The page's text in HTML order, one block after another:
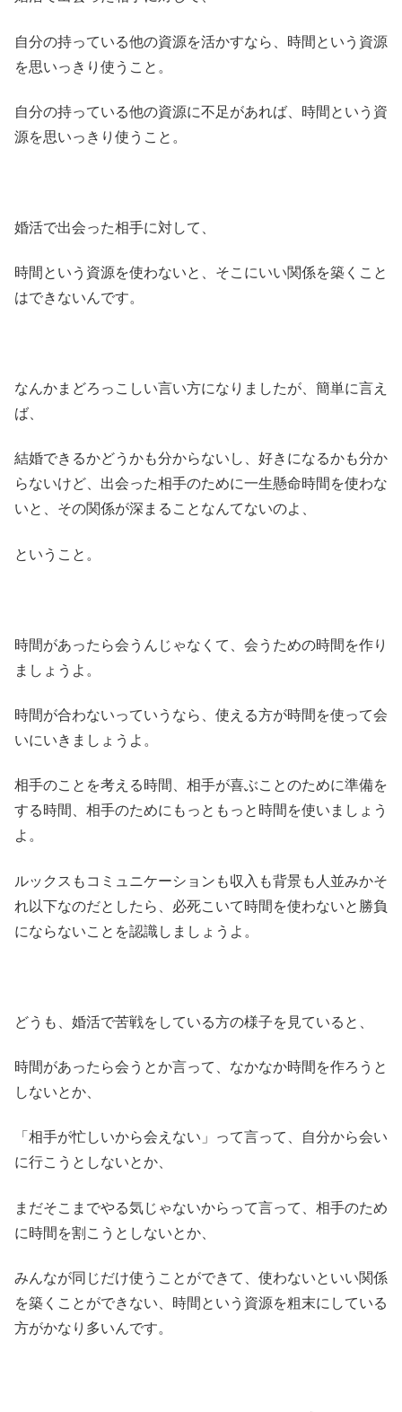
自分の持っている他の資源を活かすなら、時間という資源
を思いっきり使うこと。
自分の持っている他の資源に不足があれば、時間という資
源を思いっきり使うこと。
婚活で出会った相手に対して、
時間という資源を使わないと、そこにいい関係を築くこと
はできないんです。
なんかまどろっこしい言い方になりましたが、簡単に言え
ば、
結婚できるかどうかも分からないし、好きになるかも分か
らないけど、出会った相手のために一生懸命時間を使わな
いと、その関係が深まることなんてないのよ、
ということ。
時間があったら会うんじゃなくて、会うための時間を作り
ましょうよ。
時間が合わないっていうなら、使える方が時間を使って会
いにいきましょうよ。
相手のことを考える時間、相手が喜ぶことのために準備を
する時間、相手のためにもっともっと時間を使いましょう
よ。
ルックスもコミュニケーションも収入も背景も人並みかそ
れ以下なのだとしたら、必死こいて時間を使わないと勝負
にならないことを認識しましょうよ。
どうも、婚活で苦戦をしている方の様子を見ていると、
時間があったら会うとか言って、なかなか時間を作ろうと
しないとか、
「相手が忙しいから会えない」って言って、自分から会い
に行こうとしないとか、
まだそこまでやる気じゃないからって言って、相手のため
に時間を割こうとしないとか、
みんなが同じだけ使うことができて、使わないといい関係
を築くことができない、時間という資源を粗末にしている
方がかなり多いんです。